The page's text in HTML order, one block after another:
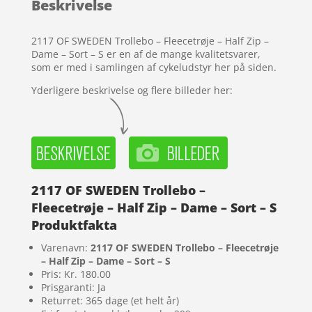
på
mmelser
Beskrivelse
2117 OF SWEDEN Trollebo – Fleecetrøje – Half Zip –
Dame – Sort – S er en af de mange kvalitetsvarer,
som er med i samlingen af cykeludstyr her på siden.
Yderligere beskrivelse og flere billeder her:
2117 OF SWEDEN Trollebo –
Fleecetrøje – Half Zip – Dame – Sort – S
Produktfakta
Varenavn: 2117 OF SWEDEN Trollebo – Fleecetrøje
– Half Zip – Dame – Sort – S
Pris: Kr. 180.00
Prisgaranti: Ja
Returret: 365 dage (et helt år)